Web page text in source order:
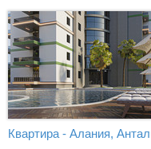
Квартира - Алания,